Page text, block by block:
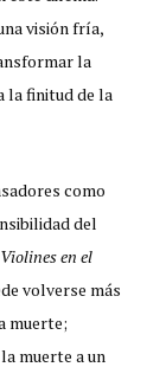
visión fría,
la
la finitud de la
como
del
Violines en el
volverse más
muerte;
muerte a un